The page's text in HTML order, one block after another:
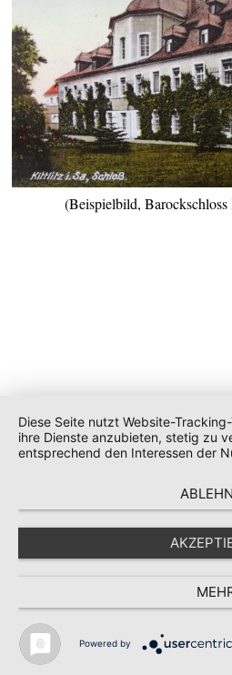
(Beispielbild,
Diese Seite nutzt Website-
ihre Dienste anzubieten, stetig zu
entsprechend den Interessen der
Powered by